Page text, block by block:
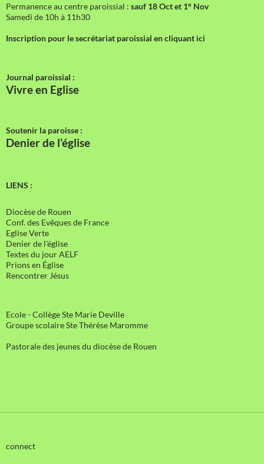
Permanence au centre paroissial : sauf 18 Oct et 1° Nov
Samedi de 10h à 11h30
Inscription pour le secrétariat paroissial en cliquant ici
Journal paroissial :
Vivre en Eglise
Soutenir la paroisse :
Denier de l’église
LIENS :
Diocèse de Rouen
Conf. des Evêques de France
Eglise Verte
Denier de l'église
Textes du jour AELF
Prions en Église
Rencontrer Jésus
Ecole - Collège Ste Marie Deville
Groupe scolaire Ste Thérèse Maromme
Pastorale des jeunes du diocèse de Rouen
connect